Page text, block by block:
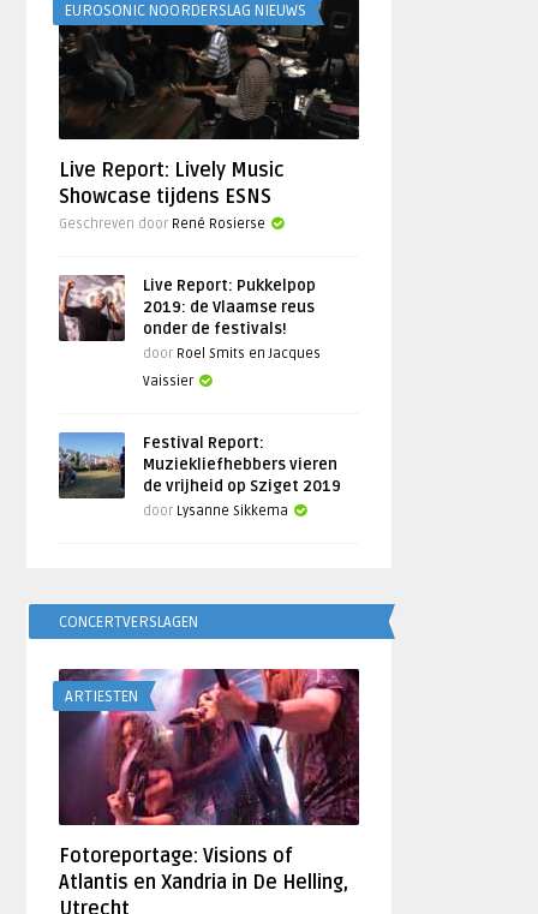
EUROSONIC NOORDERSLAG NIEUWS
Live Report: Lively Music
Showcase tijdens ESNS
Geschreven door René Rosierse
Live Report: Pukkelpop
2019: de Vlaamse reus
onder de festivals!
door Roel Smits en Jacques
Vaissier
Festival Report:
Muziekliefhebbers vieren
de vrijheid op Sziget 2019
door Lysanne Sikkema
CONCERTVERSLAGEN
ARTIESTEN
Fotoreportage: Visions of
Atlantis en Xandria in De Helling,
Utrecht